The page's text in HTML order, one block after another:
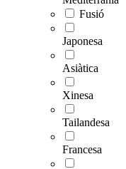
Fusió
Japonesa
Asiàtica
Xinesa
Tailandesa
Francesa